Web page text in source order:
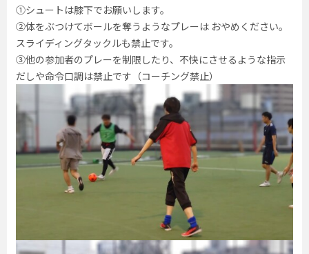
①シュートは膝下でお願いします。
②体をぶつけてボールを奪うようなプレーは おやめください。
スライディングタックルも禁止です。
③他の参加者のプレーを制限したり、不快にさせるような指示
だしや命令口調は禁止です（コーチング禁止）